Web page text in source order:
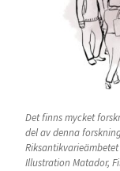
Det finns mycket
del av denna
Illustration Matador,